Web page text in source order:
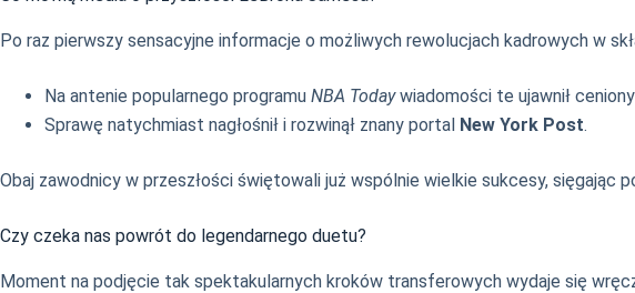
Po raz pierwszy sensacyjne informacje o możliwych rewolucjach kadrowych w
Na antenie popularnego programu NBA Todaywiadomości te ujawnił
Sprawę natychmiast nagłośnił i rozwinął znany portal New York Post.
Obaj zawodnicy w przeszłości świętowali już wspólnie wielkie sukcesy, sięgając
Czy czeka nas powrót do legendarnego duetu?
Moment na podjęcie tak spektakularnych kroków transferowych wydaje się